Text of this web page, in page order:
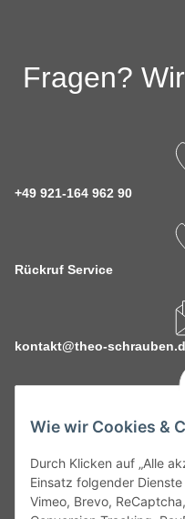
Wie wir Cookies &
Durch Klicken auf „Alle
Einsatz folgender
Vimeo, Brevo,
Fragen?
+49 921-164 962 90
Rückruf Service
kontakt@theo-
Service